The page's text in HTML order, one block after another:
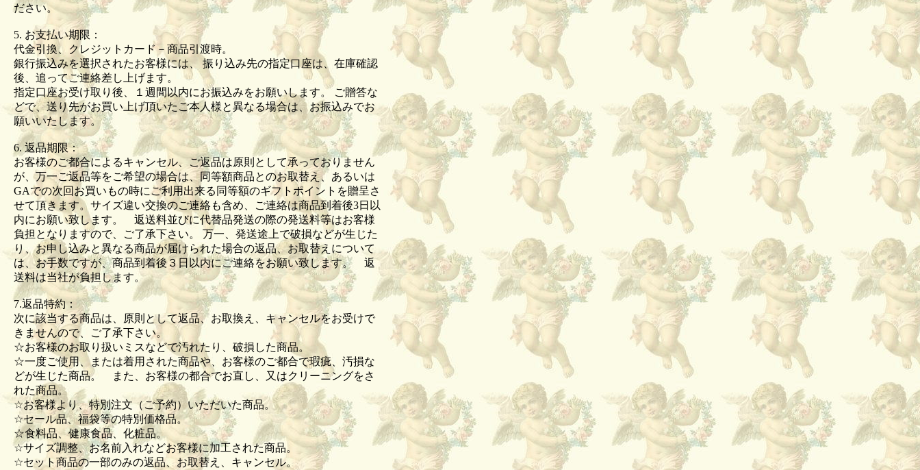
ださい。
5. お支払い期限：
代金引換、クレジットカード－商品引渡時。
銀行振込みを選択されたお客様には、 振り込み先の指定口座は、在庫確認
後、追ってご連絡差し上げます。
指定口座お受け取り後、１週間以内にお振込みをお願いします。 ご贈答な
どで、送り先がお買い上げ頂いたご本人様と異なる場合は、お振込みでお
願いいたします。
6. 返品期限：
お客様のご都合によるキャンセル、ご返品は原則として承っておりません
が、万一ご返品等をご希望の場合は、同等額商品とのお取替え、あるいは
GAでの次回お買いもの時にご利用出来る同等額のギフトポイントを贈呈さ
せて頂きます。サイズ違い交換のご連絡も含め、ご連絡は商品到着後3日以
内にお願い致します。 返送料並びに代替品発送の際の発送料等はお客様
負担となりますので、ご了承下さい。 万一、発送途上で破損などが生じた
り、お申し込みと異なる商品が届けられた場合の返品、お取替えについて
は、お手数ですが、商品到着後３日以内にご連絡をお願い致します。 返
送料は当社が負担します。
7.返品特約：
次に該当する商品は、原則として返品、お取換え、キャンセルをお受けで
きませんので、ご了承下さい。
☆お客様のお取り扱いミスなどで汚れたり、破損した商品。
☆一度ご使用、または着用された商品や、お客様のご都合で瑕疵、汚損な
どが生じた商品。 また、お客様の都合でお直し、又はクリーニングをさ
れた商品。
☆お客様より、特別注文（ご予約）いただいた商品。
☆セール品、福袋等の特別価格品。
☆食料品、健康食品、化粧品。
☆サイズ調整、お名前入れなどお客様に加工された商品。
☆セット商品の一部のみの返品、お取替え、キャンセル。